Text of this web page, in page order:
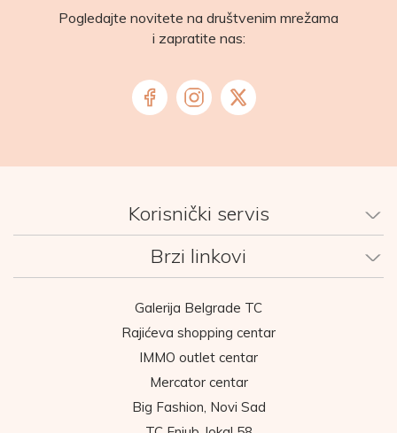
Pogledajte novitete na društvenim mrežama
i zapratite nas:
Korisnički servis
Brzi linkovi
Galerija Belgrade TC
Rajićeva shopping centar
IMMO outlet centar
Mercator centar
Big Fashion, Novi Sad